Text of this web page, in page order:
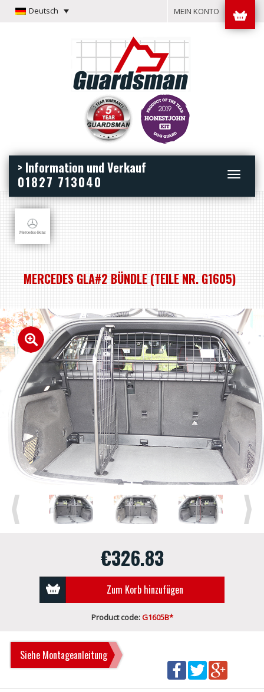
Deutsch MEIN KONTO
Toggle
> Information und Verkauf
01827 713040
MERCEDES GLA#2 BÜNDLE (TEILE NR. G1605)
Previous Next
€326.83
Zum Korb hinzufügen
Product code:G1605B*
Siehe Montageanleitung